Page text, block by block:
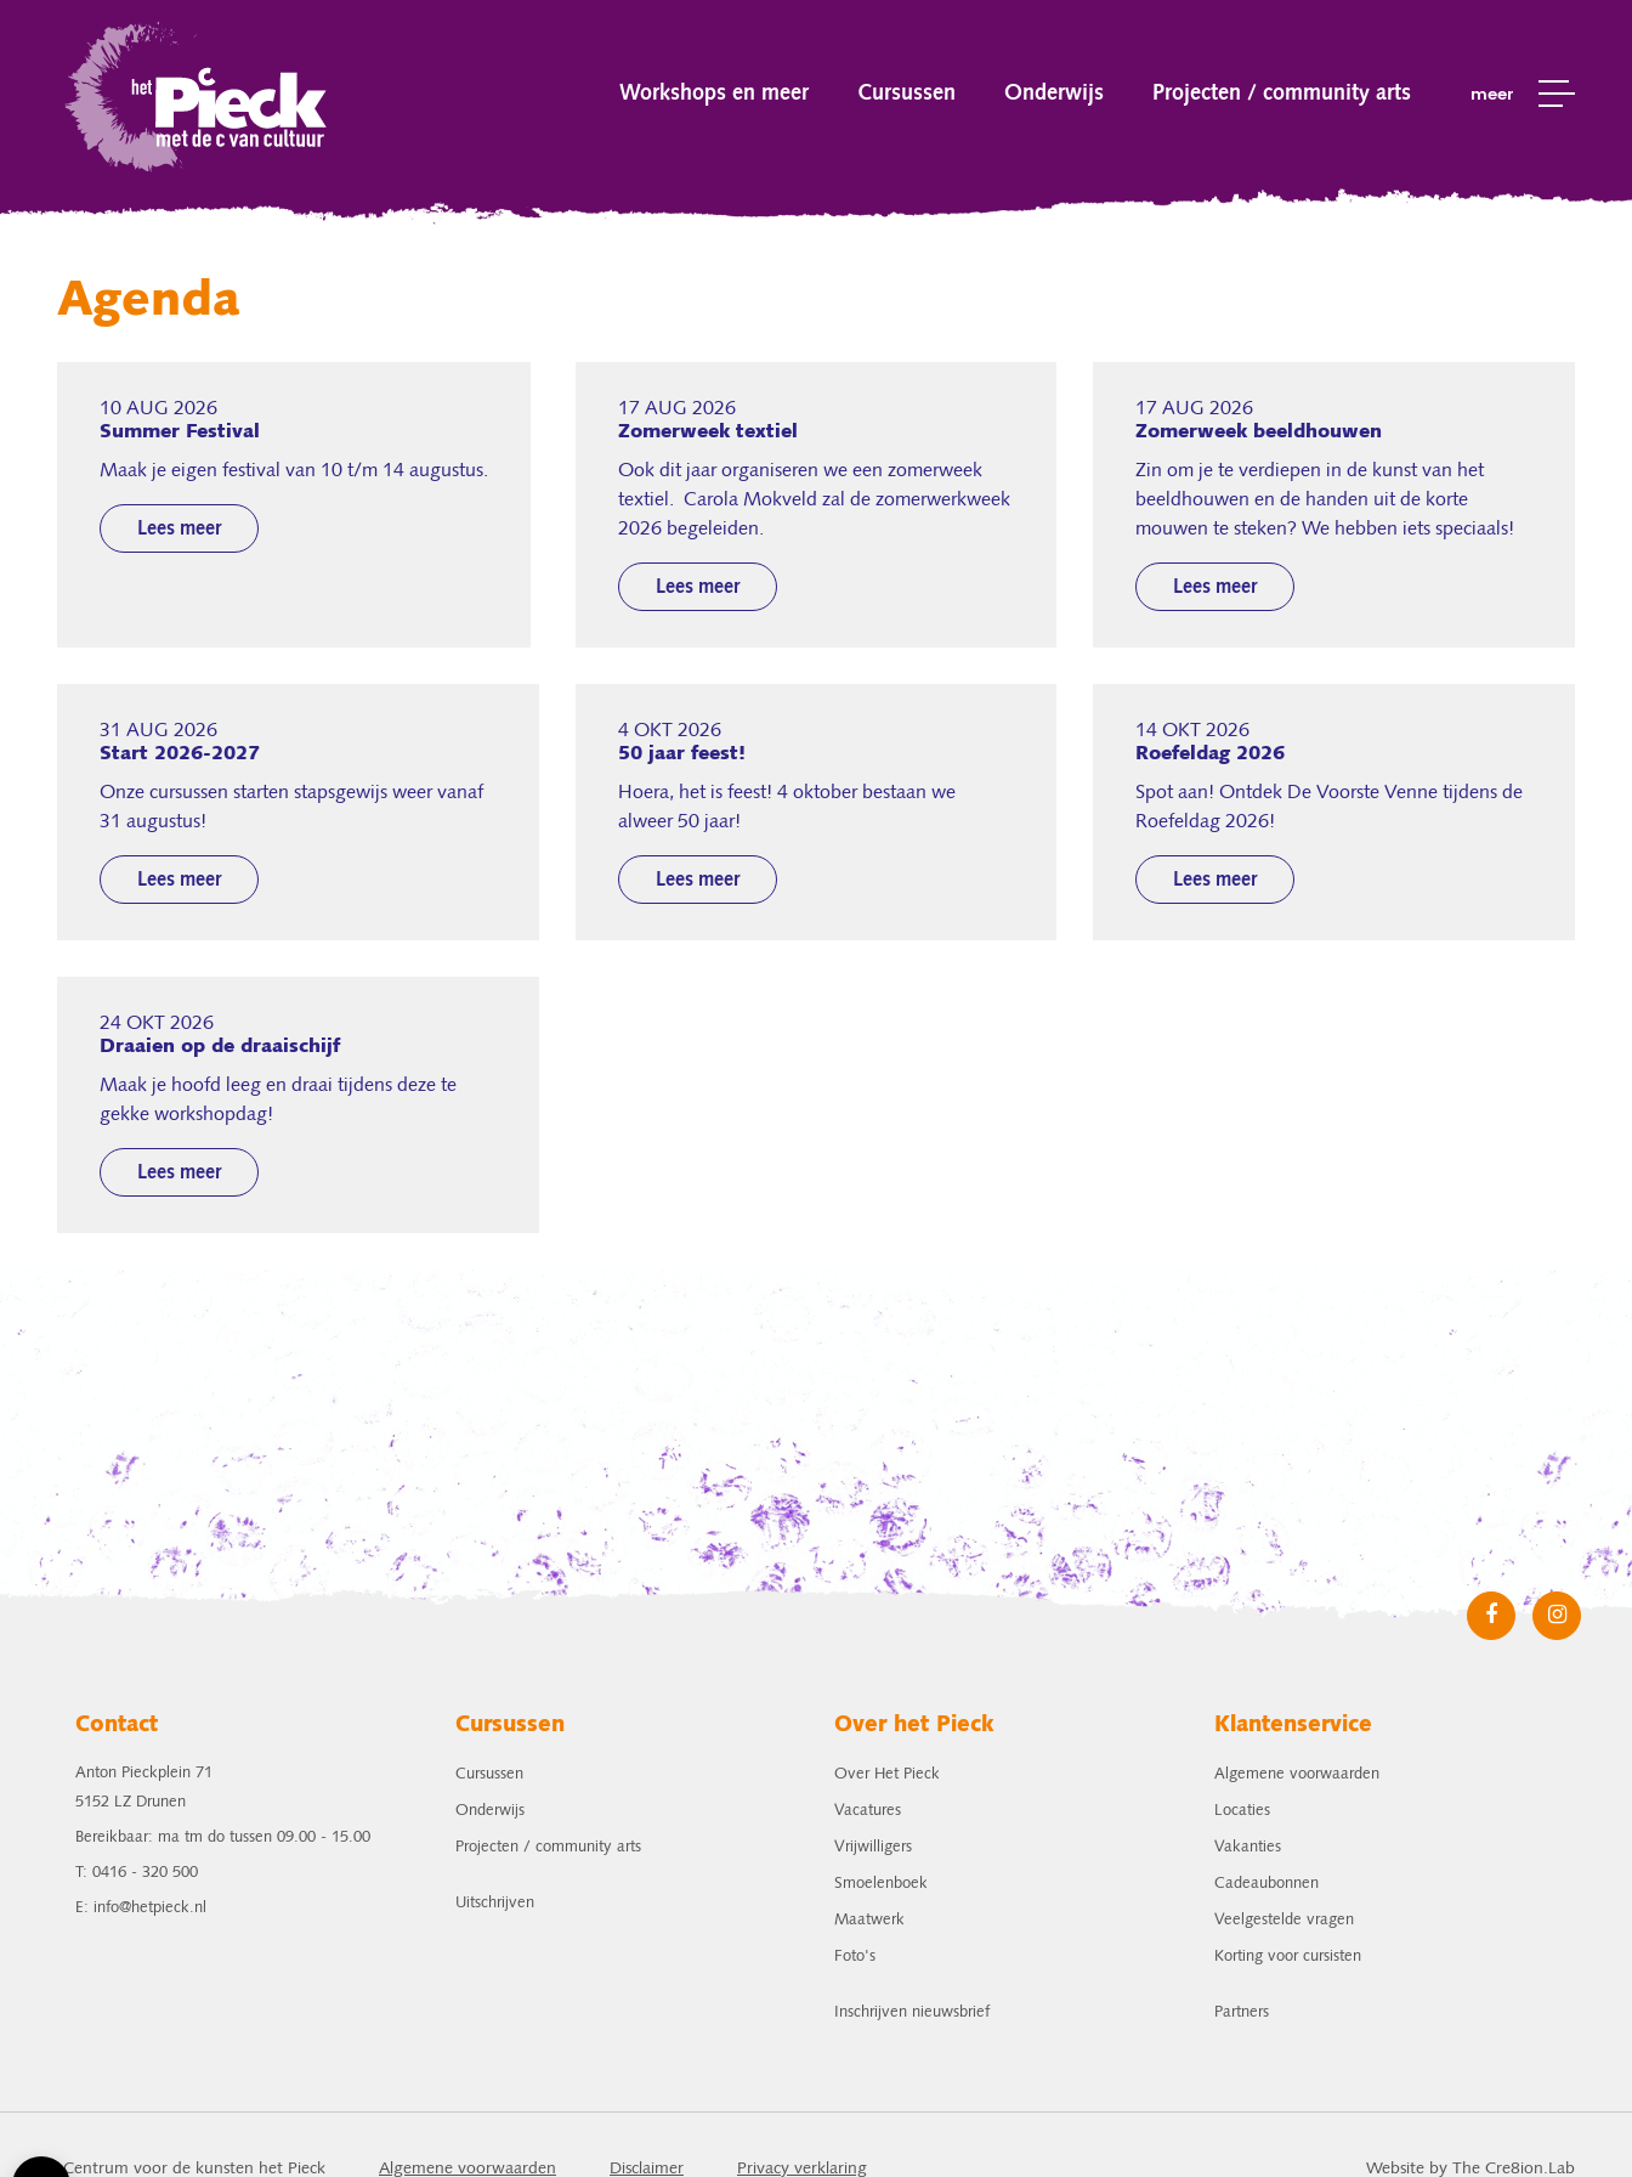
Workshops en meer Cursussen Onderwijs Projecten / community arts meer
Agenda
10 AUG 2026
Summer Festival
Maak je eigen festival van 10 t/m 14 augustus.
Lees meer
17 AUG 2026
Zomerweek textiel
Ook dit jaar organiseren we een zomerweek
textiel. Carola Mokveld zal de zomerwerkweek
2026 begeleiden.
Lees meer
17 AUG 2026
Zomerweek beeldhouwen
Zin om je te verdiepen in de kunst van het
beeldhouwen en de handen uit de korte
mouwen te steken? We hebben iets speciaals!
Lees meer
31 AUG 2026
Start 2026-2027
Onze cursussen starten stapsgewijs weer vanaf
31 augustus!
Lees meer
4 OKT 2026
50 jaar feest!
Hoera, het is feest! 4 oktober bestaan we
alweer 50 jaar!
Lees meer
14 OKT 2026
Roefeldag 2026
Spot aan! Ontdek De Voorste Venne tijdens de
Roefeldag 2026!
Lees meer
24 OKT 2026
Draaien op de draaischijf
Maak je hoofd leeg en draai tijdens deze te
gekke workshopdag!
Lees meer
Contact
Anton Pieckplein 71
5152 LZ Drunen
Bereikbaar: ma tm do tussen 09.00 - 15.00
T: 0416 - 320 500
E: info@hetpieck.nl
Cursussen
Cursussen
Onderwijs
Projecten / community arts
Uitschrijven
Over het Pieck
Over Het Pieck
Vacatures
Vrijwilligers
Smoelenboek
Maatwerk
Foto's
Inschrijven nieuwsbrief
Klantenservice
Algemene voorwaarden
Locaties
Vakanties
Cadeaubonnen
Veelgestelde vragen
Korting voor cursisten
Partners
Centrum voor de kunsten het Pieck Algemene voorwaarden Disclaimer Privacy verklaring Website by The Cre8ion.Lab